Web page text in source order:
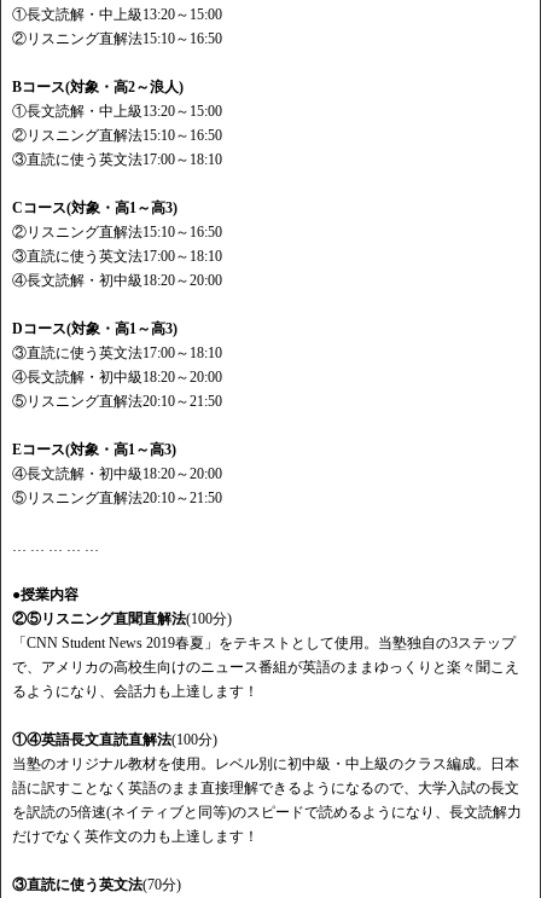
①長文読解・中上級13:20～15:00
②リスニング直解法15:10～16:50
Bコース(対象・高2～浪人)
①長文読解・中上級13:20～15:00
②リスニング直解法15:10～16:50
③直読に使う英文法17:00～18:10
Cコース(対象・高1～高3)
②リスニング直解法15:10～16:50
③直読に使う英文法17:00～18:10
④長文読解・初中級18:20～20:00
Dコース(対象・高1～高3)
③直読に使う英文法17:00～18:10
④長文読解・初中級18:20～20:00
⑤リスニング直解法20:10～21:50
Eコース(対象・高1～高3)
④長文読解・初中級18:20～20:00
⑤リスニング直解法20:10～21:50
●授業内容
②⑤リスニング直聞直解法(100分)
「CNN Student News 2019春夏」をテキストとして使用。当塾独自の3ステップ
で、アメリカの高校生向けのニュース番組が英語のままゆっくりと楽々聞こえ
るようになり、会話力も上達します！
①④英語長文直読直解法(100分)
当塾のオリジナル教材を使用。レベル別に初中級・中上級のクラス編成。日本
語に訳すことなく英語のまま直接理解できるようになるので、大学入試の長文
を訳読の5倍速(ネイティブと同等)のスピードで読めるようになり、長文読解力
だけでなく英作文の力も上達します！
③直読に使う英文法(70分)